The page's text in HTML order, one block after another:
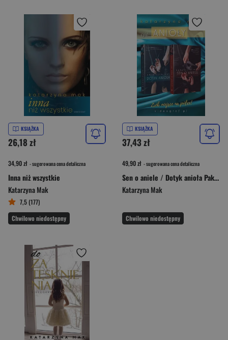
KSIĄŻKA
26,18 zł
34,90 zł - sugerowana cena detaliczna
Inna niż wszystkie
Katarzyna Mak
7,5 (177)
Chwilowo niedostępny
KSIĄŻKA
37,43 zł
49,90 zł - sugerowana cena detaliczna
Sen o aniele / Dotyk anioła Pakiet
Katarzyna Mak
Chwilowo niedostępny